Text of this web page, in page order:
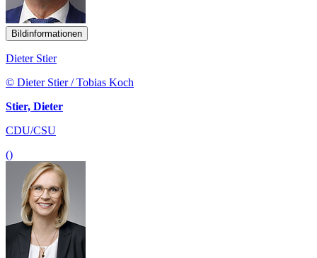
Bildinformationen
Dieter Stier
© Dieter Stier / Tobias Koch
Stier, Dieter
CDU/CSU
()